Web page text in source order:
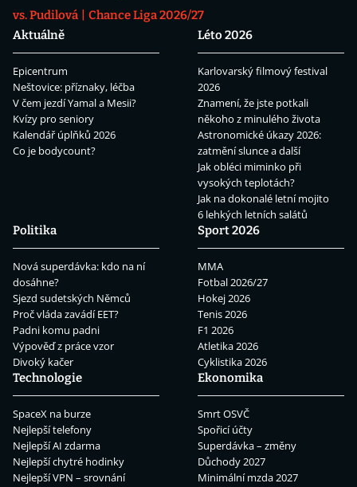
vs. Pudilová
Chance Liga 2026/27
Aktuálně
Epicentrum
Neštovice: příznaky, léčba
V čem jezdí Yamal a Mesii?
Kvízy pro seniory
Kalendář úplňků 2026
Co je bodycount?
Léto 2026
Karlovarský filmový festival
2026
Znamení, že jste potkali
někoho z minulého života
Astronomické úkazy 2026:
zatmění slunce a další
Jak obléci miminko při
vysokých teplotách?
Jak na dokonalé letní mojito
6 lehkých letních salátů
Politika
Nová superdávka: kdo na ní
dosáhne?
Sjezd sudetských Němců
Proč vláda zavádí EET?
Padni komu padni
Výpověď z práce vzor
Divoký kačer
Sport 2026
MMA
Fotbal 2026/27
Hokej 2026
Tenis 2026
F1 2026
Atletika 2026
Cyklistika 2026
Technologie
SpaceX na burze
Nejlepší telefony
Nejlepší AI zdarma
Nejlepší chytré hodinky
Nejlepší VPN – srovnání
Ekonomika
Smrt OSVČ
Spořicí účty
Superdávka – změny
Důchody 2027
Minimální mzda 2027